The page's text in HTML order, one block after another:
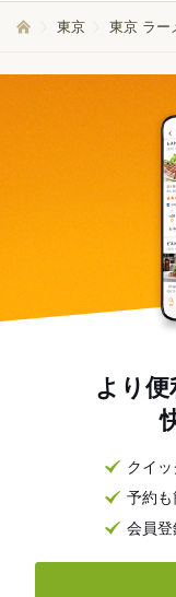
東京 東京 ラー
より
クイ
予約
会員